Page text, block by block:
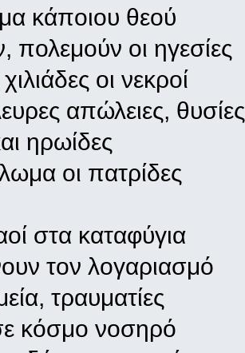
κάποιου θεού
πολεμούν οι ηγεσίες
οι νεκροί
απώλειες, θυσίες
ηρωίδες
οι πατρίδες
στα καταφύγια
τον λογαριασμό
τραυματίες
κόσμο νοσηρό